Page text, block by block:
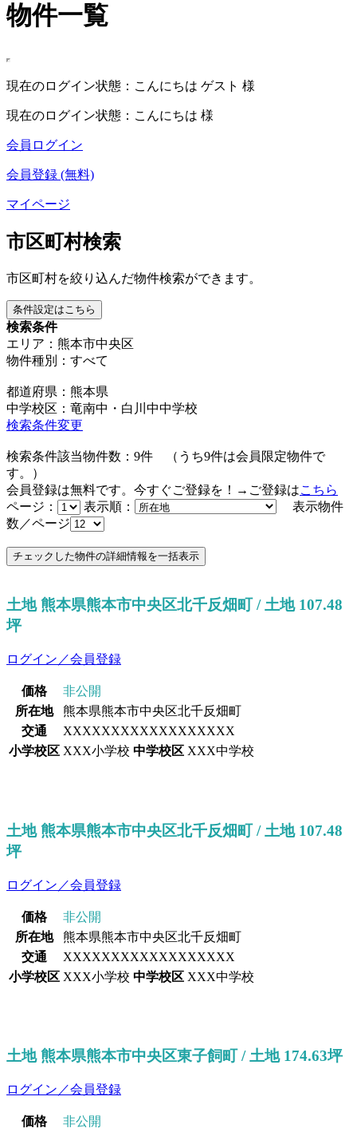
物件一覧
現在のログイン状態：こんにちは ゲスト 様
現在のログイン状態：こんにちは 様
会員ログイン
会員登録 (無料)
マイページ
市区町村検索
市区町村を絞り込んだ物件検索ができます。
条件設定はこちら
検索条件
エリア：熊本市中央区
物件種別：すべて
都道府県：熊本県
中学校区：竜南中・白川中中学校
検索条件変更
検索条件該当物件数： 9件 （うち9件は会員限定物件で
す。）
会員登録は無料です。今すぐご登録を！→ご登録はこちら
ページ：
表示順：
表示物件
数／ページ
土地 熊本県熊本市中央区北千反畑町 / 土地 107.48
坪
ログイン／会員登録
価格
非公開
所在地
熊本県熊本市中央区北千反畑町
交通
XXXXXXXXXXXXXXXXXX
小学校区 XXX小学校 中学校区 XXX中学校
土地 熊本県熊本市中央区北千反畑町 / 土地 107.48
坪
ログイン／会員登録
価格
非公開
所在地
熊本県熊本市中央区北千反畑町
交通
XXXXXXXXXXXXXXXXXX
小学校区 XXX小学校 中学校区 XXX中学校
土地 熊本県熊本市中央区東子飼町 / 土地 174.63坪
ログイン／会員登録
価格
非公開